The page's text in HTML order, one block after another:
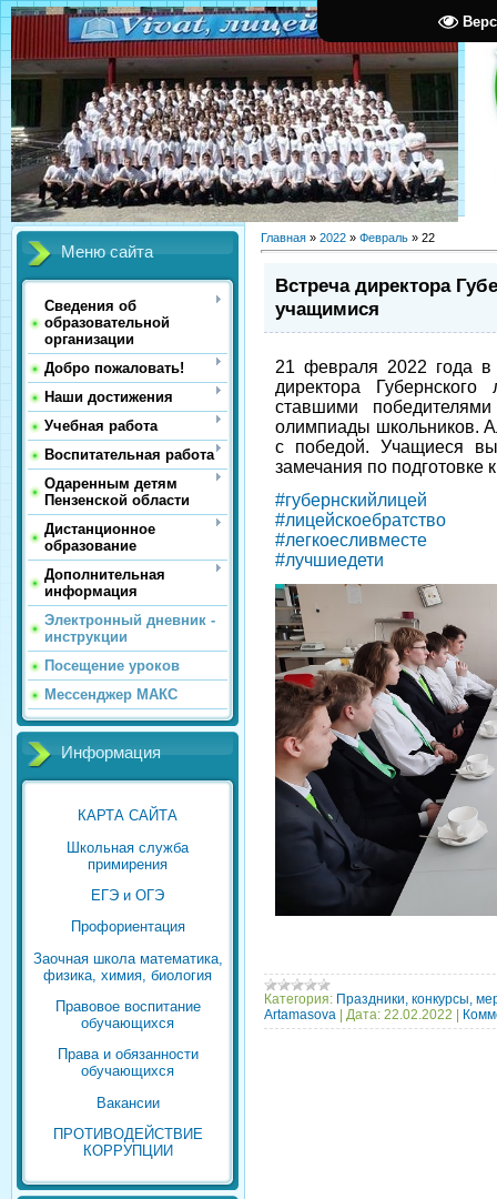
Меню сайта
Сведения об
образовательной
организации
Добро пожаловать!
Наши достижения
Учебная работа
Воспитательная работа
Одаренным детям
Пензенской области
Дистанционное
образование
Дополнительная
информация
Электронный дневник -
инструкции
Посещение уроков
Мессенджер МАКС
Информация
КАРТА САЙТА
Школьная служба
примирения
ЕГЭ и ОГЭ
Профориентация
Заочная школа математика,
физика, химия, биология
Правовое воспитание
обучающихся
Права и обязанности
обучающихся
Вакансии
ПРОТИВОДЕЙСТВИЕ
КОРРУПЦИИ
Главная » 2022 » Февраль » 22
Встреча директора
учащимися
21 февраля 2022 года в
директора
ставшими
олимпиады школьников.
с победой. Учащиеся
замечания по
#губернскийлицей
#лицейскоебратство
#легкоесливместе
#лучшиедети
Категория: Праздники, конкурсы,
Artamasova | Дата: 22.02.2022 |